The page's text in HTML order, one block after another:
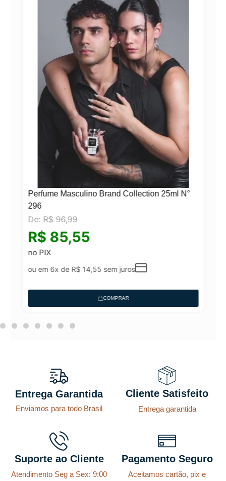
Perfume Masculino Brand Collection 25ml N°
296
De:R$96,99
R$ 85,55
no PIX
ou em 6x de R$ 14,55 sem juros
COMPRAR
Entrega Garantida
Enviamos para todo Brasil
Cliente Satisfeito
Entrega garantida
Suporte ao Cliente
Atendimento Seg a Sex: 9:00
Pagamento Seguro
Aceitamos cartão, pix e